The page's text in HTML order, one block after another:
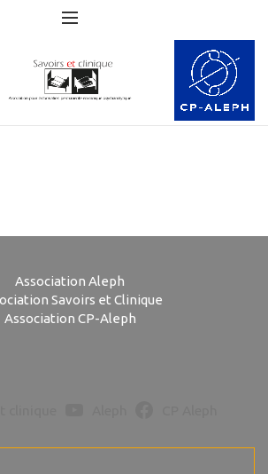
Association Aleph
Savoirs et Clinique
Association CP-Aleph